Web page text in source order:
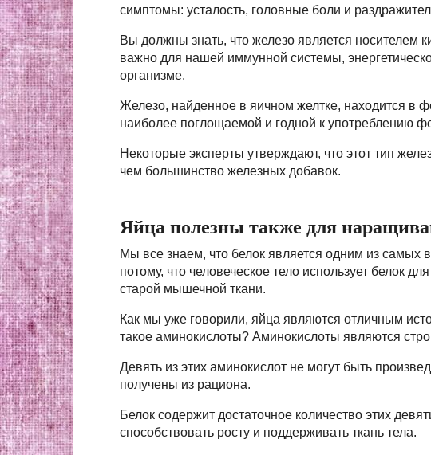
симптомы: усталость, головные боли и
Вы должны знать, что железо является носителем
важно для нашей иммунной системы,
организме.
Железо, найденное в яичном желтке, находится в
наиболее поглощаемой и годной к употреблению
Некоторые эксперты утверждают, что этот тип
чем большинство железных добавок.
Яйца полезны также для
Мы все знаем, что белок является одним из
потому, что человеческое тело использует белок
старой мышечной ткани.
Как мы уже говорили, яйца являются отличным
такое аминокислоты? Аминокислоты являются
Девять из этих аминокислот не могут быть
получены из рациона.
Белок содержит достаточное количество этих
способствовать росту и поддерживать ткань тела.